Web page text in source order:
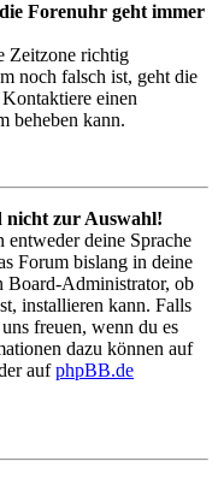
Forenuhr geht immer
Zeitzone richtig
noch falsch ist, geht die
einen
beheben kann.
nicht zur Auswahl!
deine Sprache
Forum bislang in deine
Board-Administrator, ob
installieren kann. Falls
freuen, wenn du es
dazu können auf
aufphpBB.de